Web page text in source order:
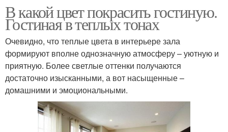
В какой цвет покрасить гостиную.
Гостиная в теплых тонах
Очевидно, что теплые цвета в интерьере зала
формируют вполне однозначную атмосферу – уютную и
приятную. Более светлые оттенки получаются
достаточно изысканными, а вот насыщенные –
домашними и эмоциональными.